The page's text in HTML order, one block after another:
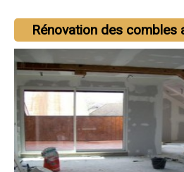
Rénovation des combles